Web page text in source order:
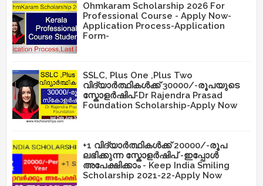
Ohmkaram Scholarship 2026 For
Professional Course - Apply Now-
Application Process-Application
Form-
SSLC, Plus One ,Plus Two
വിദ്യാർത്ഥികൾക്ക് 30000/-രൂപയുടെ
സ്കോളർഷിപ്-Dr Rajendra Prasad
Foundation Scholarship-Apply Now
+1 വിദ്യാർത്ഥികൾക്ക് 20000/-രൂപ
ലഭിക്കുന്ന സ്കോളർഷിപ് -ഇപ്പോൾ
അപേക്ഷിക്കാം - Keep India Smiling
Scholarship 2021-22-Apply Now